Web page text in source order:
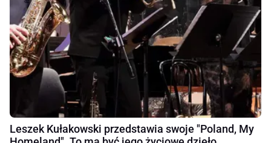
Leszek Kułakowski przedstawia swoje "Poland, My